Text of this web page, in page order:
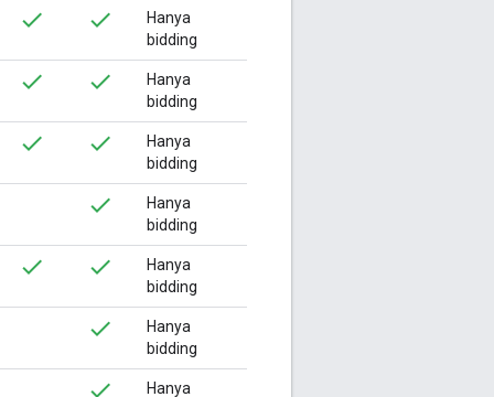
Hanya
bidding
Hanya
bidding
Hanya
bidding
Hanya
bidding
Hanya
bidding
Hanya
bidding
Hanya